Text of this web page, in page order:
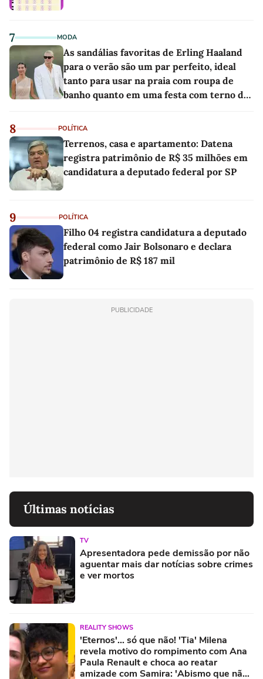
7 MODA
As sandálias favoritas de Erling Haaland
para o verão são um par perfeito, ideal
tanto para usar na praia com roupa de
banho quanto em uma festa com terno de
8 POLÍTICA
Terrenos, casa e apartamento: Datena
registra patrimônio de R$ 35 milhões em
candidatura a deputado federal por SP
9 POLÍTICA
Filho 04 registra candidatura a deputado
federal como Jair Bolsonaro e declara
patrimônio de R$ 187 mil
PUBLICIDADE
Últimas notícias
TV
Apresentadora pede demissão por não
aguentar mais dar notícias sobre crimes
e ver mortos
REALITY SHOWS
'Eternos'... só que não! 'Tia' Milena
revela motivo do rompimento com Ana
Paula Renault e choca ao reatar
amizade com Samira: 'Abismo que não